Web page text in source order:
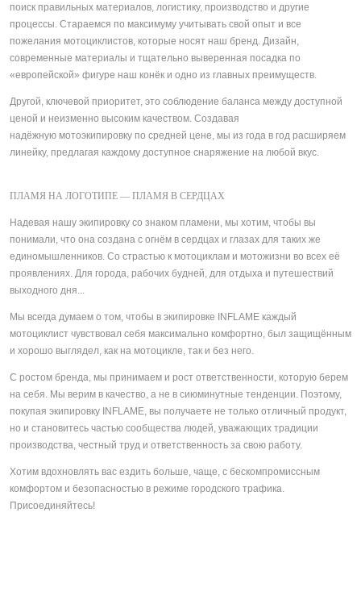
поиск правильных материалов, логистику, производство и другие
процессы. Стараемся по максимуму учитывать свой опыт и все
пожелания мотоциклистов, которые носят наш бренд. Дизайн,
современные материалы и тщательно выверенная посадка по
«европейской» фигуре наш конёк и одно из главных преимуществ.
Другой, ключевой приоритет, это соблюдение баланса между доступной
ценой и неизменно высоким качеством. Создавая
надёжную мотоэкипировку по средней цене, мы из года в год расширяем
линейку, предлагая каждому доступное снаряжение на любой вкус.
ПЛАМЯ НА ЛОГОТИПЕ — ПЛАМЯ В СЕРДЦАХ
Надевая нашу экипировку со знаком пламени, мы хотим, чтобы вы
понимали, что она создана с огнём в сердцах и глазах для таких же
единомышленников. Со страстью к мотоциклам и мотожизни во всех её
проявлениях. Для города, рабочих будней, для отдыха и путешествий
выходного дня...
Мы всегда думаем о том, чтобы в экипировке INFLAME каждый
мотоциклист чувствовал себя максимально комфортно, был защищённым
и хорошо выглядел, как на мотоцикле, так и без него.
С ростом бренда, мы принимаем и рост ответственности, которую берем
на себя. Мы верим в качество, а не в сиюминутные тенденции. Поэтому,
покупая экипировку INFLAME, вы получаете не только отличный продукт,
но и становитесь частью сообщества людей, уважающих традиции
производства, честный труд и ответственность за свою работу.
Хотим вдохновлять вас ездить больше, чаще, с бескомпромиссным
комфортом и безопасностью в режиме городского трафика.
Присоединяйтесь!